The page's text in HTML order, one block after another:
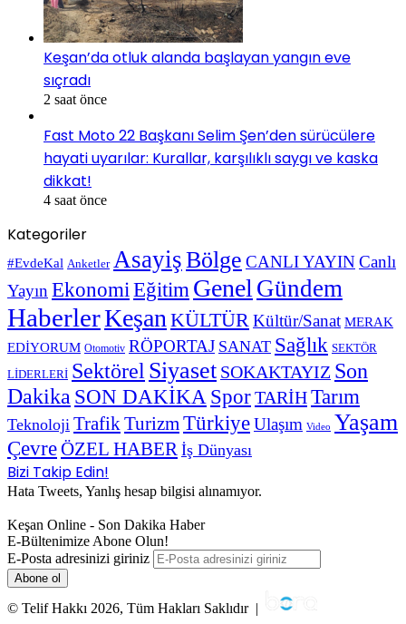
Keşan’da otluk alanda başlayan yangın eve
sıçradı
2 saat önce
Fast Moto 22 Başkanı Selim Şen’den sürücülere
hayati uyarılar: Kurallar, karşılıklı saygı ve kaska
dikkat!
4 saat önce
Kategoriler
#EvdeKal Anketler AsayişBölge CANLI YAYINCanlı
YayınEkonomiEğitim GenelGündem
HaberlerKeşanKÜLTÜRKültür/Sanat MERAK
EDİYORUM Otomotiv RÖPORTAJ SANAT Sağlık SEKTÖR
LİDERLERİ SektörelSiyaset SOKAKTAYIZ Son
DakikaSON DAKİKA SporTARİHTarım
Teknoloji TrafikTurizmTürkiyeUlaşım Video Yaşam
ÇevreÖZEL HABER İş Dünyası
Bizi Takip Edin!
Hata Tweets, Yanlış hesap bilgisi alınamıyor.
Keşan Online - Son Dakika Haber
E-Bültenimize Abone Olun!
E-Posta adresinizi giriniz
© Telif Hakkı 2026, Tüm Hakları Saklıdır |